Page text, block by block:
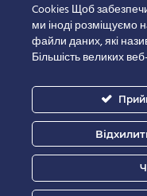
Cookies Щоб
ми іноді розміщуємо
файли даних, які
Більшість великих